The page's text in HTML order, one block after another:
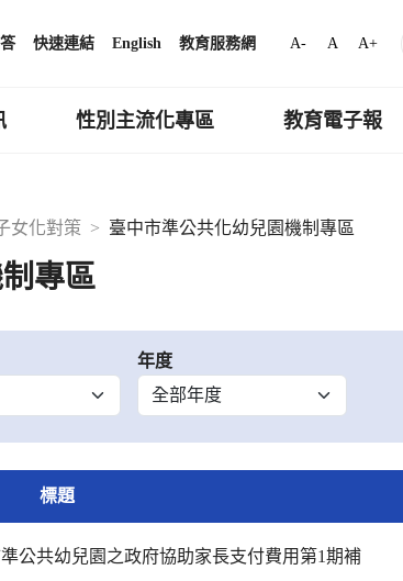
快速連結 English 教育服務網 A- A A+
性別主流化專區 教育電子報
女化對策 臺中市準公共化幼兒園機制專區
專區
年度
標題
公共幼兒園之政府協助家長支付費用第1期補